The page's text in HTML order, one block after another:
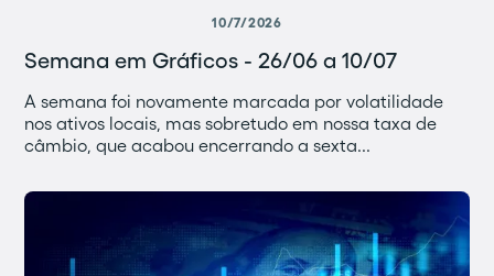
10/7/2026
Semana em Gráficos - 26/06 a 10/07
A semana foi novamente marcada por volatilidade
nos ativos locais, mas sobretudo em nossa taxa de
câmbio, que acabou encerrando a sexta...